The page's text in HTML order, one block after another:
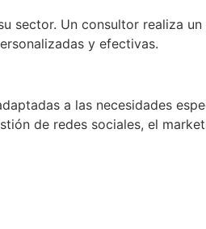
sector. Un consultor realiza
y efectivas.
a las necesidades
de redes sociales, el